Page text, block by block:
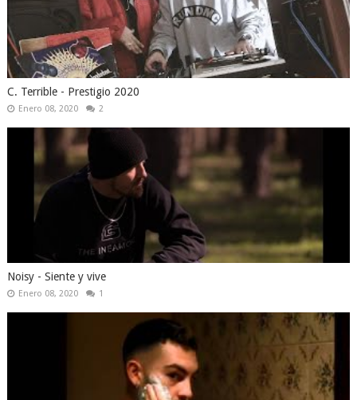
C. Terrible - Prestigio 2020
Enero 08, 2020 2
Noisy - Siente y vive
Enero 08, 2020 1